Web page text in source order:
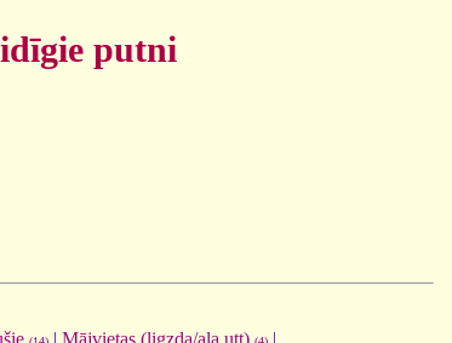
putni
| Mājvietas (ligzda/ala utt)
|